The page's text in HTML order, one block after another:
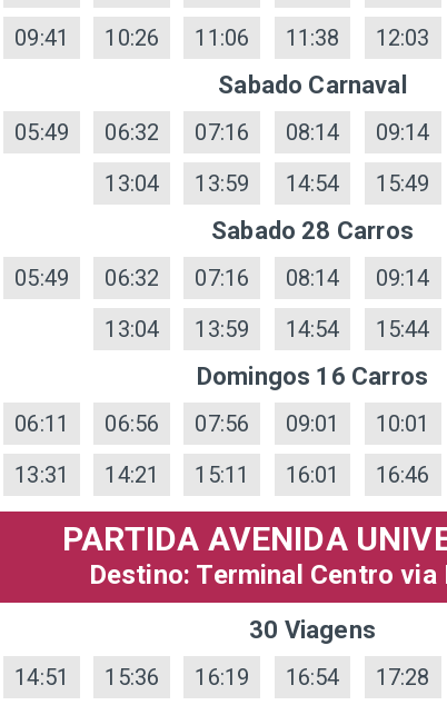
09:41 10:26 11:06 11:38 12:03
Sabado Carnaval
05:49 06:32 07:16 08:14 09:14
13:04
13:59 14:54 15:49
Sabado 28 Carros
05:49 06:32 07:16 08:14 09:14
13:04
13:59 14:54 15:44
Domingos 16 Carros
06:11 06:56 07:56 09:01 10:01
13:31
14:21 15:11 16:01 16:46
PARTIDA AVENIDA
Destino: Terminal Centro via
30 Viagens
14:51 15:36 16:19 16:54 17:28